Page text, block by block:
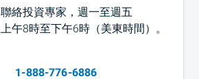
聯絡投資專家，週一至週五
上午8時至下午6時（美東時間） 。
1-888-776-6886